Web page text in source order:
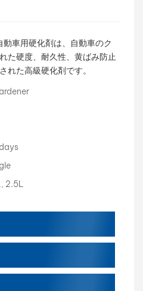
車用硬化剤は、自動車のク
た硬度、耐久性、黄ばみ防止
れた高級硬化剤です。
2.5L